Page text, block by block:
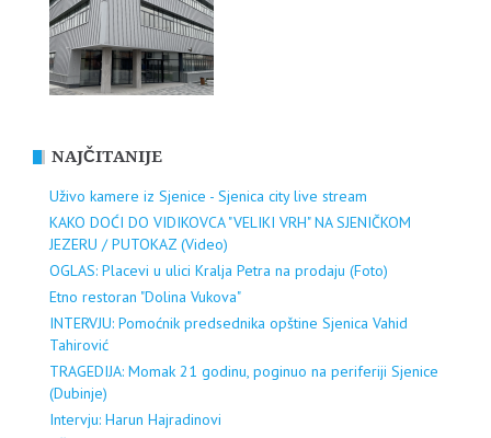
NAJČITANIJE
Uživo kamere iz Sjenice - Sjenica city live stream
KAKO DOĆI DO VIDIKOVCA "VELIKI VRH" NA SJENIČKOM
JEZERU / PUTOKAZ (Video)
OGLAS: Placevi u ulici Kralja Petra na prodaju (Foto)
Etno restoran "Dolina Vukova"
INTERVJU: Pomoćnik predsednika opštine Sjenica Vahid
Tahirović
TRAGEDIJA: Momak 21 godinu, poginuo na periferiji Sjenice
(Dubinje)
Intervju: Harun Hajradinovi